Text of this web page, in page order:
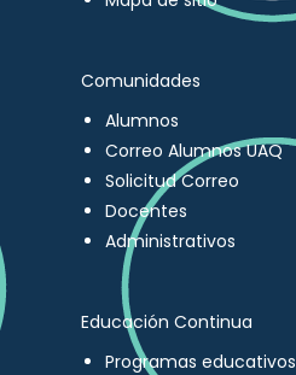
Comunidades
Alumnos
Correo Alumnos UAQ
Solicitud Correo
Docentes
Administrativos
Educación Continua
Programas educativos